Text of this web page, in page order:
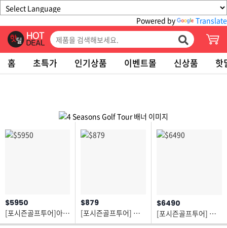
Powered by Translate
홈 초특가 인기상품 이벤트몰 신상품 핫
$5950
[포시즌골프투어]아일랜드 최고의 골프 럭셔리 헬리콥터이동
$879
[포시즌골프투어] 샌디에고 토리파인+라호야 힐튼 패키지
$6490
[포시즌골프투어] 스페인 포르투갈 8박 6라운드골프 5성급